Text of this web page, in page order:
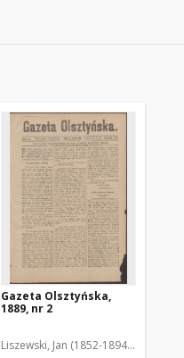
Gazeta Olsztyńska,
1889, nr 2
Liszewski, Jan (1852-1894). Red.